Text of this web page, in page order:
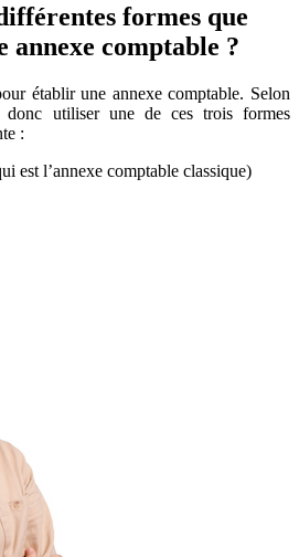
formes que
annexe comptable ?
établir une annexe comptable. Selon
donc utiliser une de ces trois formes
:
est l’annexe comptable classique)